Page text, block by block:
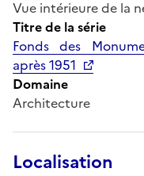
Vue intérieure de la
Titre de la série
Fonds des
après 1951
Domaine
Architecture
Localisation